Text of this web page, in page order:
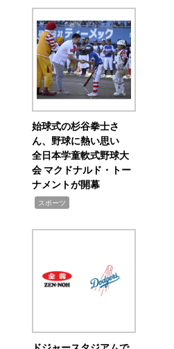
始球式の杉谷拳士さ
ん、野球に熱い思い
全日本学童軟式野球大
会 マクドナルド・トー
ナメントが開幕
スポーツ